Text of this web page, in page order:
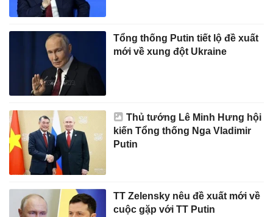
Tổng thống Putin tiết lộ đề xuất
mới về xung đột Ukraine
Thủ tướng Lê Minh Hưng hội
kiến Tổng thống Nga Vladimir
Putin
TT Zelensky nêu đề xuất mới về
cuộc gặp với TT Putin